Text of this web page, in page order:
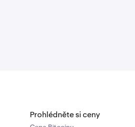
Prohlédněte si ceny